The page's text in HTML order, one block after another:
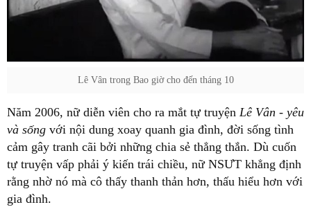
Lê Vân trong Bao giờ cho đến tháng 10
Năm 2006, nữ diễn viên cho ra mắt tự truyện Lê Vân - yêu
và sống với nội dung xoay quanh gia đình, đời sống tình
cảm gây tranh cãi bởi những chia sẻ thẳng thắn. Dù cuốn
tự truyện vấp phải ý kiến trái chiều, nữ NSƯT khẳng định
rằng nhờ nó mà cô thấy thanh thản hơn, thấu hiểu hơn với
gia đình.